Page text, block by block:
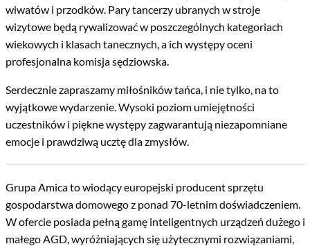
wiwatów i przodków. Pary tancerzy ubranych w stroje
wizytowe będą rywalizować w poszczególnych kategoriach
wiekowych i klasach tanecznych, a ich występy oceni
profesjonalna komisja sędziowska.
Serdecznie zapraszamy miłośników tańca, i nie tylko, na to
wyjątkowe wydarzenie. Wysoki poziom umiejętności
uczestników i piękne występy zagwarantują niezapomniane
emocje i prawdziwą ucztę dla zmysłów.
Grupa Amica to wiodący europejski producent sprzętu
gospodarstwa domowego z ponad 70-letnim doświadczeniem.
W ofercie posiada pełną gamę inteligentnych urządzeń dużego i
małego AGD, wyróżniających się użytecznymi rozwiązaniami,